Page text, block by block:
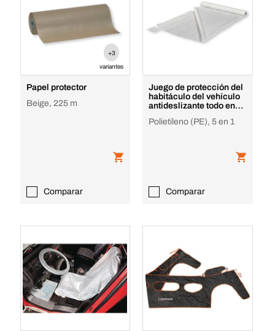
+3
variantes
Papel protector
Beige, 225 m
Comparar
Juego de protección del
habitáculo del vehículo
antideslizante todo en
Polietileno (PE), 5 en 1
Comparar